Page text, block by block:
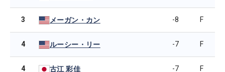
3 メーガン・カン -8 F
4 ルーシー・リー -7 F
4 古江 彩佳 -7 F